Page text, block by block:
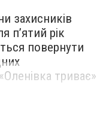
захисників
пʼятий рік
повернути
триває»